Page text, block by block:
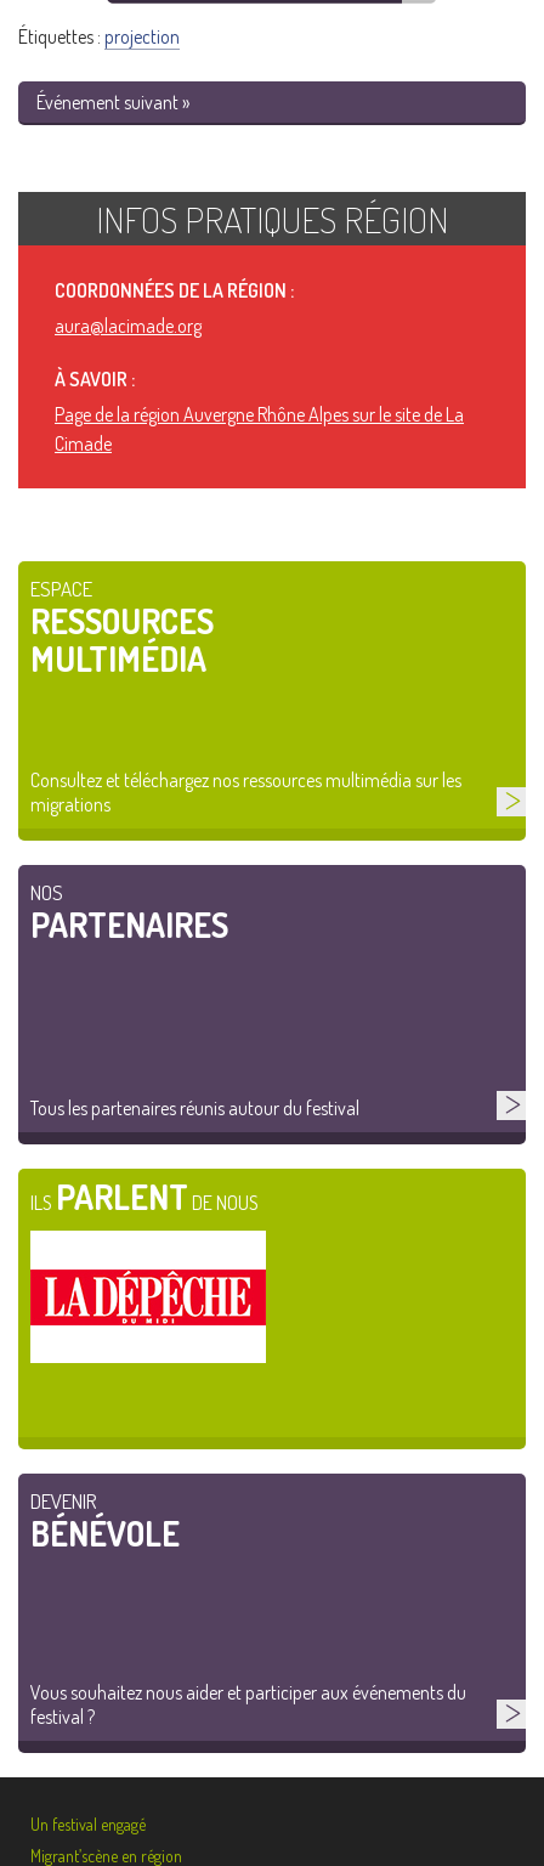
Étiquettes : projection
Événement suivant »
INFOS PRATIQUES RÉGION
COORDONNÉES DE LA RÉGION :
aura@lacimade.org
À SAVOIR :
Page de la région Auvergne Rhône Alpes sur le site de La
Cimade
ESPACE
RESSOURCES
MULTIMÉDIA
Consultez et téléchargez nos ressources multimédia sur les
migrations
NOS
PARTENAIRES
Tous les partenaires réunis autour du festival
ILS PARLENT DE NOUS
DEVENIR
BÉNÉVOLE
Vous souhaitez nous aider et participer aux événements du
festival ?
Un festival engagé
Migrant’scène en région